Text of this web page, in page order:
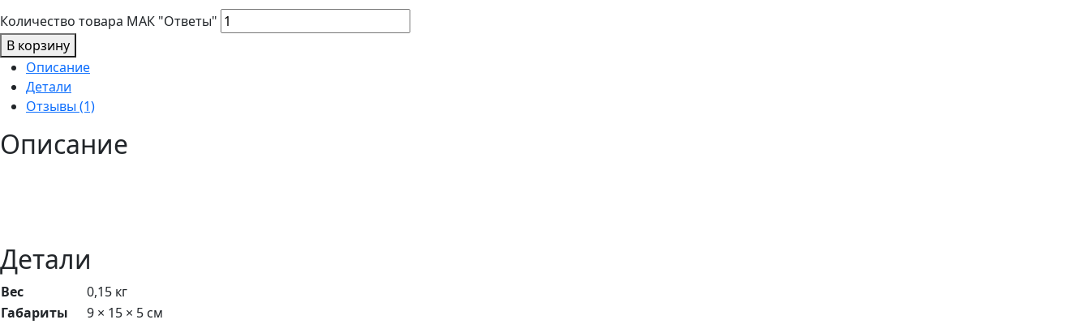
Количество товара МАК "Ответы"
В корзину
Описание
Детали
Отзывы (1)
Описание
Детали
Вес
0,15 кг
Габариты
9 × 15 × 5 см